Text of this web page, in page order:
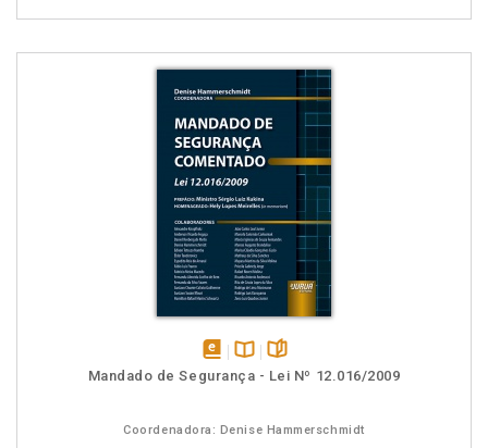
disponívelDisponível
páginas
Mandado de Segurança - Lei Nº 12.016/2009
Coordenadora: Denise Hammerschmidt